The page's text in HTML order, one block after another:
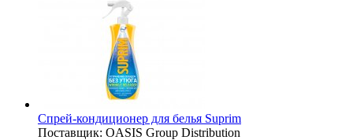
Спрей-кондиционер для белья Suprim
Поставщик: OASIS Group Distribution